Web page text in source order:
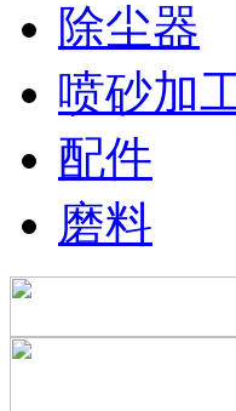
除尘器
喷砂加
配件
磨料